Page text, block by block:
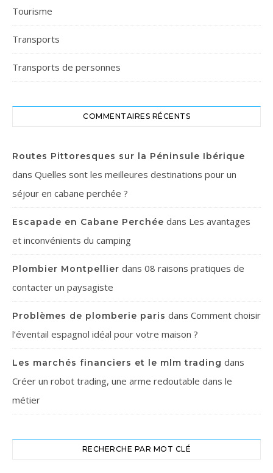
Tourisme
Transports
Transports de personnes
COMMENTAIRES RÉCENTS
Routes Pittoresques sur la Péninsule Ibérique
dans Quelles sont les meilleures destinations pour un
séjour en cabane perchée ?
Escapade en Cabane Perchée dans Les avantages
et inconvénients du camping
Plombier Montpellier dans 08 raisons pratiques de
contacter un paysagiste
Problèmes de plomberie paris dans Comment choisir
l’éventail espagnol idéal pour votre maison ?
Les marchés financiers et le mlm trading dans
Créer un robot trading, une arme redoutable dans le
métier
RECHERCHE PAR MOT CLÉ